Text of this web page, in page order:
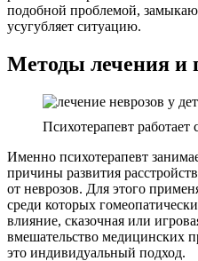
подобной проблемой,
усугубляет ситуацию.
Методы лечения и
Психотерапевт работает
Именно психотерапевт
причины развития
от неврозов. Для этого
среди которых
влияние, сказочная или
вмешательство медицинских
это индивидуальный подход.